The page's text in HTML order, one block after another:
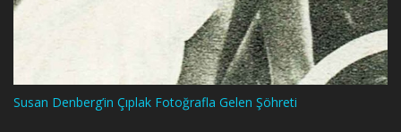
Susan Denberg’in Çıplak Fotoğrafla Gelen Şöhreti